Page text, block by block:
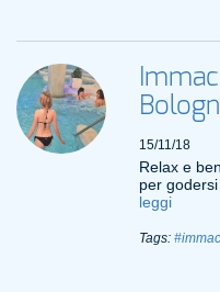
15/11/18
Relax e
per
leggi
Tags: